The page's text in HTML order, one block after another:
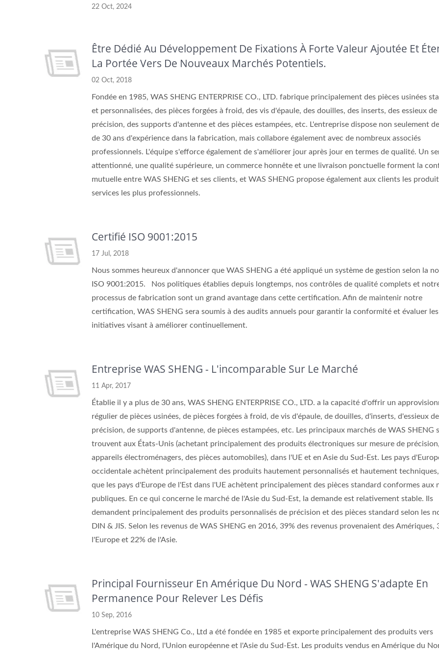
22 Oct, 2024
Être Dédié Au Développement De Fixations À Forte Valeur Ajoutée Et
La Portée Vers De Nouveaux Marchés Potentiels.
02 Oct, 2018
Fondée en 1985, WAS SHENG ENTERPRISE CO., LTD. fabrique principalement des pièces usinées
et personnalisées, des pièces forgées à froid, des vis d'épaule, des douilles, des inserts, des essieux de
précision, des supports d'antenne et des pièces estampées, etc. L'entreprise dispose non seulement
de 30 ans d'expérience dans la fabrication, mais collabore également avec de nombreux associés
professionnels. L'équipe s'efforce également de s'améliorer jour après jour en termes de qualité. Un
attentionné, une qualité supérieure, un commerce honnête et une livraison ponctuelle forment la
mutuelle entre WAS SHENG et ses clients, et WAS SHENG propose également aux clients les
services les plus professionnels.
Certifié ISO 9001:2015
17 Jul, 2018
Nous sommes heureux d'annoncer que WAS SHENG a été appliqué un système de gestion selon la
ISO 9001:2015. Nos politiques établies depuis longtemps, nos contrôles de qualité complets et
processus de fabrication sont un grand avantage dans cette certification. Afin de maintenir notre
certification, WAS SHENG sera soumis à des audits annuels pour garantir la conformité et évaluer les
initiatives visant à améliorer continuellement.
Entreprise WAS SHENG - L'incomparable Sur Le Marché
11 Apr, 2017
Établie il y a plus de 30 ans, WAS SHENG ENTERPRISE CO., LTD. a la capacité d'offrir un
régulier de pièces usinées, de pièces forgées à froid, de vis d'épaule, de douilles, d'inserts, d'essieux de
précision, de supports d'antenne, de pièces estampées, etc. Les principaux marchés de WAS SHENG
trouvent aux États-Unis (achetant principalement des produits électroniques sur mesure de
appareils électroménagers, des pièces automobiles), dans l'UE et en Asie du Sud-Est. Les pays
occidentale achètent principalement des produits hautement personnalisés et hautement
que les pays d'Europe de l'Est dans l'UE achètent principalement des pièces standard conformes aux
publiques. En ce qui concerne le marché de l'Asie du Sud-Est, la demande est relativement stable. Ils
demandent principalement des produits personnalisés de précision et des pièces standard selon les
DIN & JIS. Selon les revenus de WAS SHENG en 2016, 39% des revenus provenaient des Amériques,
l'Europe et 22% de l'Asie.
Principal Fournisseur En Amérique Du Nord - WAS SHENG S'adapte En
Permanence Pour Relever Les Défis
10 Sep, 2016
L'entreprise WAS SHENG Co., Ltd a été fondée en 1985 et exporte principalement des produits vers
l'Amérique du Nord, l'Union européenne et l'Asie du Sud-Est. Les produits vendus en Amérique du